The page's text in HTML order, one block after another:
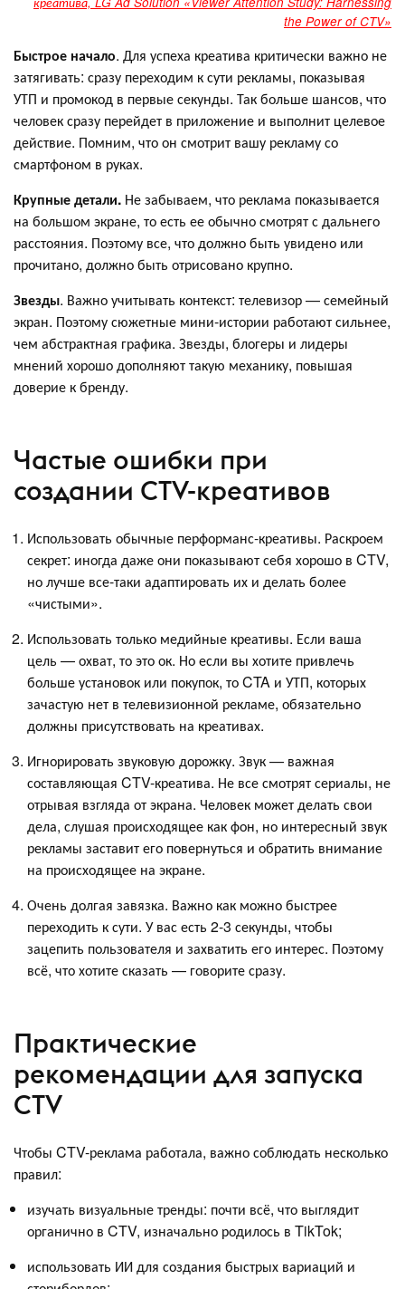
the Power of CTV»
Быстрое начало. Для успеха креатива критически важно не
затягивать: сразу переходим к сути рекламы, показывая
УТП и промокод в первые секунды. Так больше шансов, что
человек сразу перейдет в приложение и выполнит целевое
действие. Помним, что он смотрит вашу рекламу со
смартфоном в руках.
Крупные детали. Не забываем, что реклама показывается
на большом экране, то есть ее обычно смотрят с дальнего
расстояния. Поэтому все, что должно быть увидено или
прочитано, должно быть отрисовано крупно.
Звезды. Важно учитывать контекст: телевизор — семейный
экран. Поэтому сюжетные мини-истории работают сильнее,
чем абстрактная графика. Звезды, блогеры и лидеры
мнений хорошо дополняют такую механику, повышая
доверие к бренду.
Частые ошибки при
создании СTV-креативов
Использовать обычные перформанс-креативы. Раскроем
секрет: иногда даже они показывают себя хорошо в CTV,
но лучше все-таки адаптировать их и делать более
«чистыми».
Использовать только медийные креативы. Если ваша
цель — охват, то это ок. Но если вы хотите привлечь
больше установок или покупок, то CTA и УТП, которых
зачастую нет в телевизионной рекламе, обязательно
должны присутствовать на креативах.
Игнорировать звуковую дорожку. Звук — важная
составляющая CTV-креатива. Не все смотрят сериалы, не
отрывая взгляда от экрана. Человек может делать свои
дела, слушая происходящее как фон, но интересный звук
рекламы заставит его повернуться и обратить внимание
на происходящее на экране.
Очень долгая завязка. Важно как можно быстрее
переходить к сути. У вас есть 2-3 секунды, чтобы
зацепить пользователя и захватить его интерес. Поэтому
всё, что хотите сказать — говорите сразу.
Практические
рекомендации для запуска
CTV
Чтобы CTV-реклама работала, важно соблюдать несколько
правил:
изучать визуальные тренды: почти всё, что выглядит
органично в CTV, изначально родилось в TikTok;
использовать ИИ для создания быстрых вариаций и